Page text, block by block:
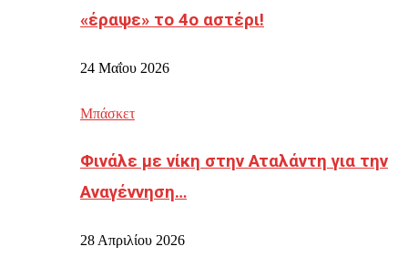
«έραψε» το 4ο αστέρι!
24 Μαΐου 2026
Μπάσκετ
Φινάλε με νίκη στην Αταλάντη για την
Αναγέννηση…
28 Απριλίου 2026